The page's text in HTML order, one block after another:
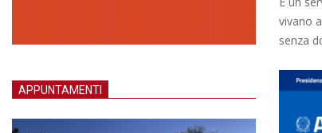
vivano
senza
APPUNTAMENTI